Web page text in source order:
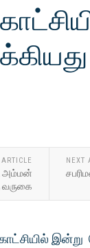
அம்மன்
வருகை
NEXT